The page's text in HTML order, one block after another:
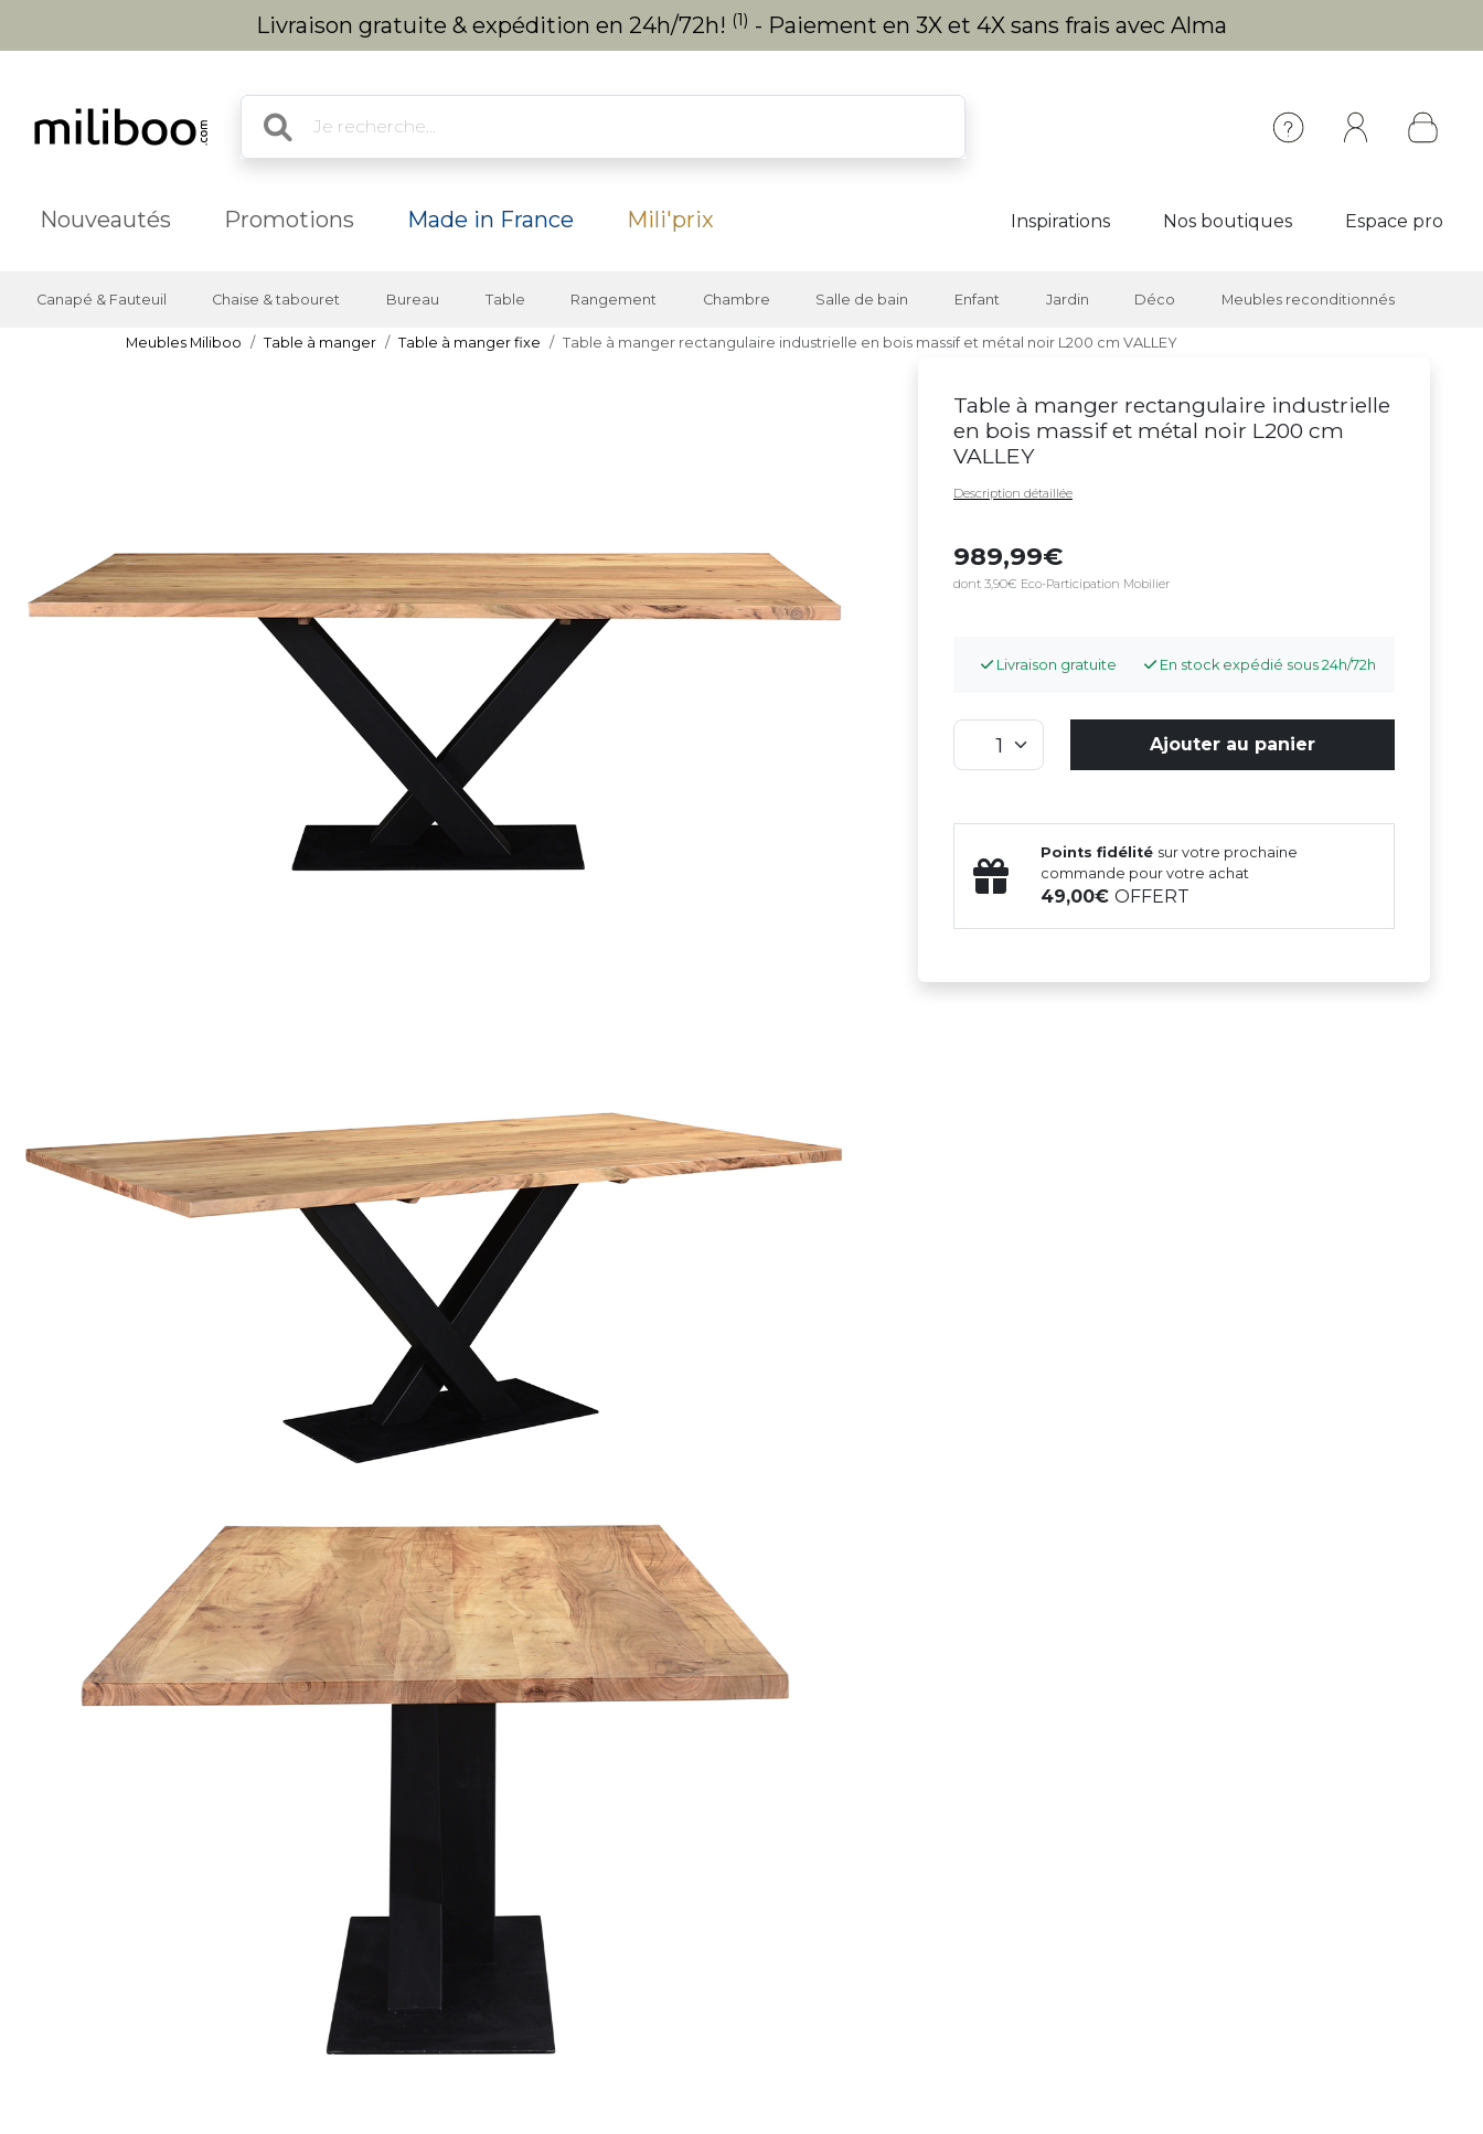
Livraison gratuite & expédition en 24h/72h! (1) - Paiement en 3X et 4X sans frais avec Alma
Nouveautés Promotions Made in France Mili'prix Inspirations Nos boutiques Espace pro
Canapé & Fauteuil Chaise & tabouret Bureau Table Rangement Chambre Salle de bain Enfant Jardin Déco Meubles reconditionnés
Meubles Miliboo Table à manger Table à manger fixe Table à manger rectangulaire industrielle en bois massif et métal noir L200 cm VALLEY
Table à manger rectangulaire industrielle
en bois massif et métal noir L200 cm
VALLEY
Description détaillée
989,99
dont 3,90€ Eco-Participation Mobilier
Livraison gratuite En stock expédié sous 24h/72h
Ajouter au panier
Points fidélité sur votre prochaine
commande pour votre achat
49,00OFFERT